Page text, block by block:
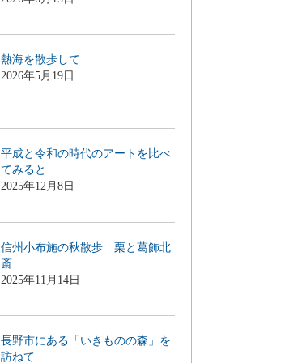
熱海を散歩して
2026年5月19日
平成と令和の時代のアートを比べ
てみると
2025年12月8日
信州小布施の秋散歩 栗と葛飾北
斎
2025年11月14日
長野市にある「いきものの森」を
訪ねて